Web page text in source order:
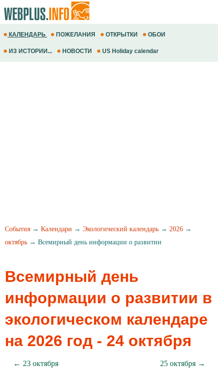
КАЛЕНДАРЬ ПОЖЕЛАНИЯ ОТКРЫТКИ ОБОИ
ИЗ ИСТОРИИ... НОВОСТИ US Holiday calendar
События → Календари → Экологический календарь → 2026 →
октябрь → Всемирный день информации о развитии
Всемирный день
информации о развитии в
экологическом календаре
на 2026 год - 24 октября
← 23 октября 25 октября →